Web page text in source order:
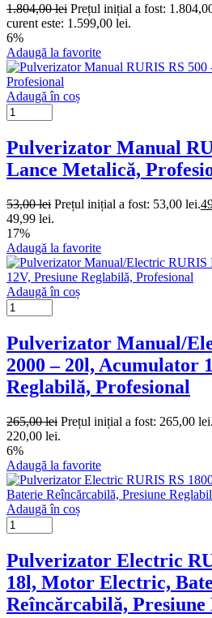
1.804,00lei Prețul inițial a fost:
curent este: 1.599,00 lei.
6%
Adaugă la favorite
Adaugă în coș
Pulverizator Manual
Lance Metalică,
53,00lei Prețul inițial a fost: 53,00 lei.
49,99 lei.
17%
Adaugă la favorite
Adaugă în coș
Pulverizator Manual/
2000 – 20l, Acumulator
Reglabilă, Profesional
265,00lei Prețul inițial a fost: 265,00 lei.
220,00 lei.
6%
Adaugă la favorite
Adaugă în coș
Pulverizator Electric
18l, Motor Electric,
Reîncărcabilă, Presiune